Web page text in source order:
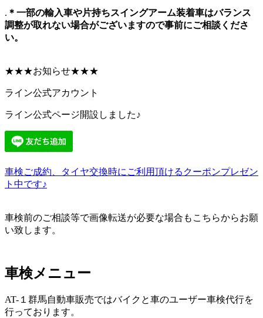
. ＊一部の輸入車や片持ちスイングアーム装着車はバランス
調整が取れない場合がございますので事前にご相談くださ
い。
★★★お知らせ★★★
ライン公式アカウント
ライン公式ページ開設しました♪
車検ご成約、タイヤ交換時にご利用頂けるクーポンプレゼン
ト中です♪
車検前のご相談等で画像転送が必要な場合もこちらからお願
い致します。
車検メニュー
AT-１群馬自動車販売ではバイクと車のユーザー車検代行を
行っております。